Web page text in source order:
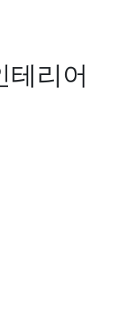
테리어